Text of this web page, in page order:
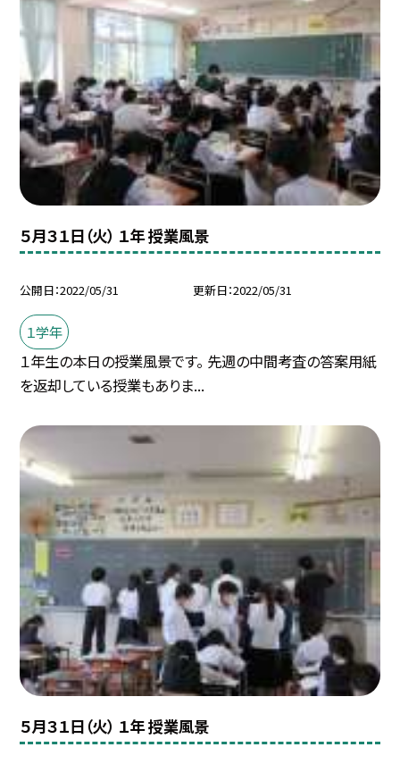
５月３１日（火） １年 授業風景
公開日 2022/05/31 更新日 2022/05/31
１学年
１年生の本日の授業風景です。 先週の中間考査の答案用紙
を返却している授業もありま...
５月３１日（火） １年 授業風景